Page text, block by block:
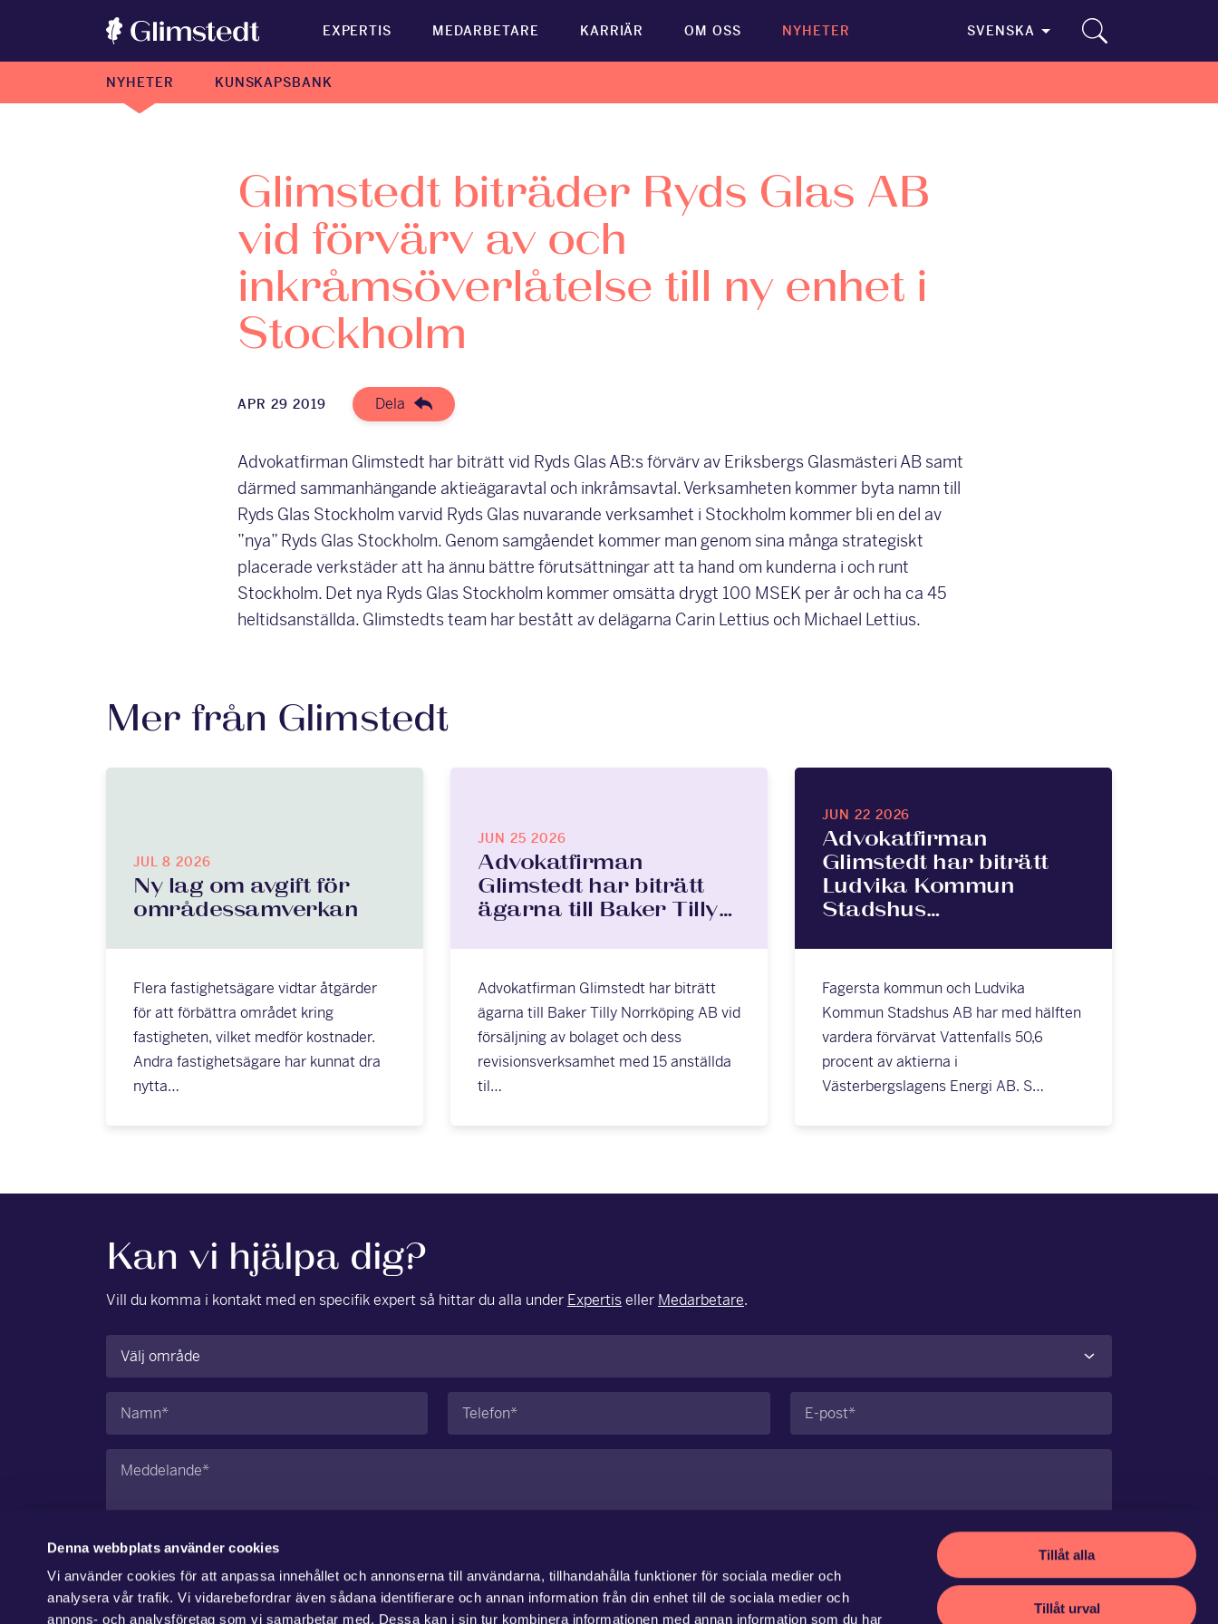
Denna webbplats använder cookies
Vi använder cookies för att anpassa innehållet och annonserna till användarna, tillhandahålla funktioner för sociala medier och
analysera vår trafik. Vi vidarebefordrar även sådana identifierare och annan information från din enhet till de sociala medier och
annons- och analysföretag som vi samarbetar med. Dessa kan i sin tur kombinera informationen med annan information som du har
Tillåt alla
Tillåt urval
EXPERTIS MEDARBETARE KARRIÄR OM OSS NYHETER
NYHETER KUNSKAPSBANK
SVENSKA
Glimstedt biträder Ryds Glas AB
vid förvärv av och
inkråmsöverlåtelse till ny enhet i
Stockholm
APR 29 2019 Dela
Advokatfirman Glimstedt har biträtt vid Ryds Glas AB:s förvärv av Eriksbergs Glasmästeri AB samt
därmed sammanhängande aktieägaravtal och inkråmsavtal. Verksamheten kommer byta namn till
Ryds Glas Stockholm varvid Ryds Glas nuvarande verksamhet i Stockholm kommer bli en del av
”nya” Ryds Glas Stockholm. Genom samgåendet kommer man genom sina många strategiskt
placerade verkstäder att ha ännu bättre förutsättningar att ta hand om kunderna i och runt
Stockholm. Det nya Ryds Glas Stockholm kommer omsätta drygt 100 MSEK per år och ha ca 45
heltidsanställda. Glimstedts team har bestått av delägarna Carin Lettius och Michael Lettius.
Mer från Glimstedt
JUL 8 2026
Ny lag om avgift för
områdessamverkan
Flera fastighetsägare vidtar åtgärder
för att förbättra området kring
fastigheten, vilket medför kostnader.
Andra fastighetsägare har kunnat dra
nytta…
JUN 25 2026
Advokatfirman
Glimstedt har biträtt
ägarna till Baker Tilly…
Advokatfirman Glimstedt har biträtt
ägarna till Baker Tilly Norrköping AB vid
försäljning av bolaget och dess
revisionsverksamhet med 15 anställda
til…
JUN 22 2026
Advokatfirman
Glimstedt har biträtt
Ludvika Kommun
Stadshus…
Fagersta kommun och Ludvika
Kommun Stadshus AB har med hälften
vardera förvärvat Vattenfalls 50,6
procent av aktierna i
Västerbergslagens Energi AB. S…
Kan vi hjälpa dig?
Vill du komma i kontakt med en specifik expert så hittar du alla under Expertiseller Medarbetare.
Område (Obligatoriskt)
Namn (Obligatoriskt) Telefon (Obligatoriskt)
Meddelande (Obligatoriskt)
Jag godkänner integritetspolicyn .